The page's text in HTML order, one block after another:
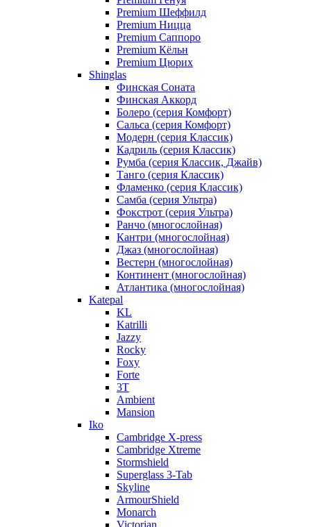
Premium Шеффилд
Premium Ницца
Premium Саппоро
Premium Кёльн
Premium Цюрих
Shinglas
Финская Соната
Финская Аккорд
Болеро (серия Комфорт)
Сальса (серия Комфорт)
Модерн (серия Классик)
Кадриль (серия Классик)
Румба (серия Классик, Джайв)
Танго (серия Классик)
Фламенко (серия Классик)
Самба (серия Ультра)
Фокстрот (серия Ультра)
Ранчо (многослойная)
Кантри (многослойная)
Джаз (многослойная)
Вестерн (многослойная)
Континент (многослойная)
Атлантика (многослойная)
Katepal
KL
Katrilli
Jazzy
Rocky
Foxy
Forte
3T
Ambient
Mansion
Iko
Cambridge X-press
Cambridge Xtreme
Stormshield
Superglass 3-Tab
Skyline
ArmourShield
Monarch